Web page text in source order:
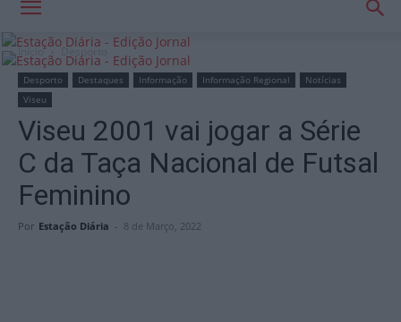
Início Desporto
Desporto Destaques Informação Informação Regional
Notícias
Viseu
Viseu 2001 vai jogar a Série
C da Taça Nacional de Futsal
Feminino
Por Estação Diária - 8 de Março, 2022